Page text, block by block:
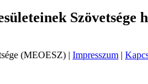
Szövetsége
(MEOESZ) | Impresszum |